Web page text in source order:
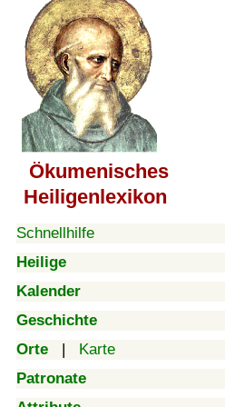
Ökumenisches
Heiligenlexikon
Schnellhilfe
Heilige
Kalender
Geschichte
Orte | Karte
Patronate